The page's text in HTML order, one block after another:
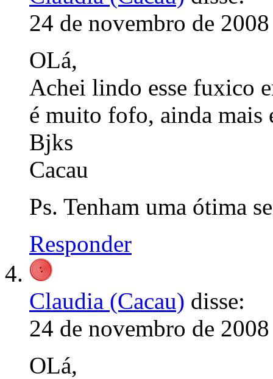
24 de novembro de
OLá,
Achei lindo esse fuxico
é muito fofo, ainda mais
Bjks
Cacau
Ps. Tenham uma ótima
Responder
Claudia (Cacau) disse:
24 de novembro de
OLá,